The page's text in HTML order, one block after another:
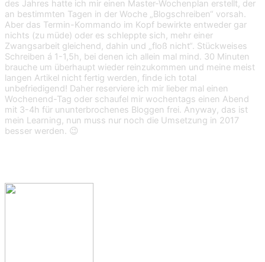
des Jahres hatte ich mir einen Master-Wochenplan erstellt, der
an bestimmten Tagen in der Woche „Blogschreiben“ vorsah.
Aber das Termin-Kommando im Kopf bewirkte entweder gar
nichts (zu müde) oder es schleppte sich, mehr einer
Zwangsarbeit gleichend, dahin und „floß nicht“. Stückweises
Schreiben á 1-1,5h, bei denen ich allein mal mind. 30 Minuten
brauche um überhaupt wieder reinzukommen und meine meist
langen Artikel nicht fertig werden, finde ich total
unbefriedigend! Daher reserviere ich mir lieber mal einen
Wochenend-Tag oder schaufel mir wochentags einen Abend
mit 3-4h für ununterbrochenes Bloggen frei. Anyway, das ist
mein Learning, nun muss nur noch die Umsetzung in 2017
besser werden. 😉